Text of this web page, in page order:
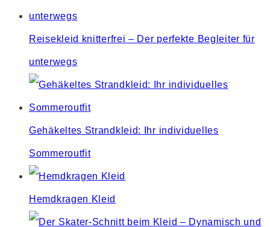
Reisekleid knitterfrei – Der perfekte Begleiter für
unterwegs
Gehäkeltes Strandkleid: Ihr individuelles
Sommeroutfit
Hemdkragen Kleid